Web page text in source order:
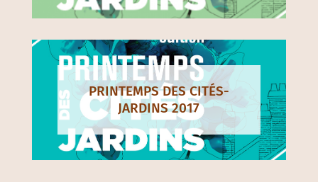
PRINTEMPS DES CITÉS-
JARDINS 2017